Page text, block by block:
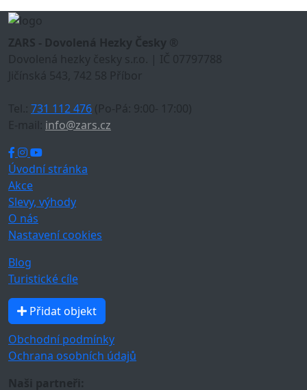
ZARS - Dovolená Hezky Česky ®
Dovolená hezky česky s.r.o. | IČ 07797788
Jičínská 543, 742 58 Příbor
Tel.: 731 112 476 (Po-Pá: 9:00- 17:00)
E-mail: info@zars.cz
Úvodní stránka
Akce
Slevy, výhody
O nás
Nastavení cookies
Blog
Turistické cíle
Přidat objekt
Obchodní podmínky
Ochrana osobních údajů
Naši partneři: